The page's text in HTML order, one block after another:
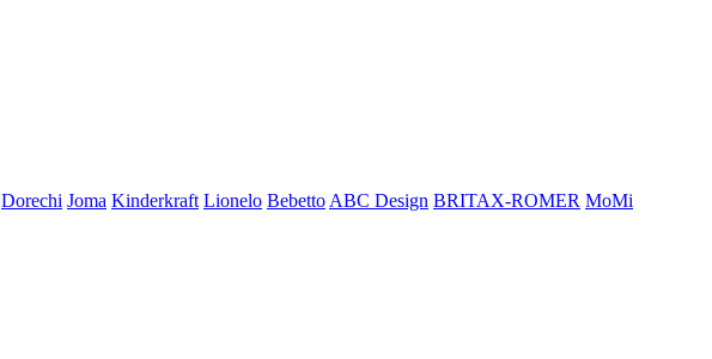
Dorechi Joma Kinderkraft Lionelo Bebetto ABC Design BRITAX-ROMER MoMi